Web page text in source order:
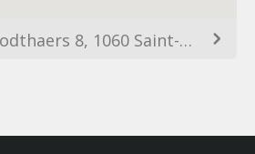
Place Marcel Broodthaers 8, 1060 Saint-Gilles, Belgium